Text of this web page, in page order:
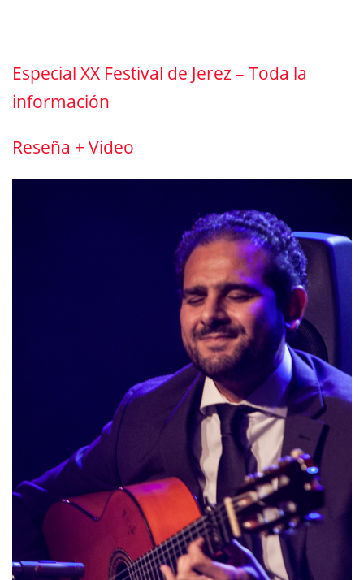
Especial XX Festival de Jerez – Toda la
información
Reseña + Video